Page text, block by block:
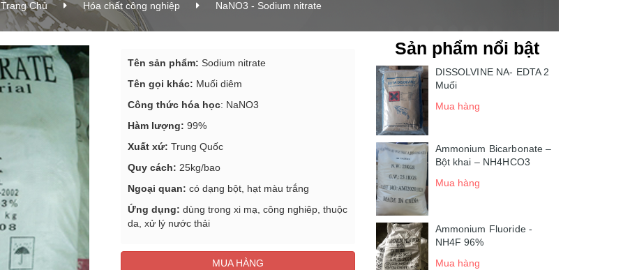
Trang Chủ Hóa chất công nghiệp NaNO3 - Sodium nitrate
Tên sản phẩm: Sodium nitrate
Tên gọi khác: Muối diêm
Công thức hóa học: NaNO3
Hàm lượng: 99%
Xuất xứ: Trung Quốc
Quy cách: 25kg/bao
Ngoại quan: có dạng bột, hạt màu trắng
Ứng dụng: dùng trong xi mạ, công nghiêp, thuộc
da, xử lý nước thải
MUA HÀNG
Sản phẩm nổi bật
DISSOLVINE NA- EDTA 2
Muối
Mua hàng
Ammonium Bicarbonate –
Bột khai – NH4HCO3
Mua hàng
Ammonium Fluoride -
NH4F 96%
Mua hàng